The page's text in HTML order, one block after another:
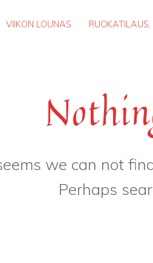
VIIKON LOUNAS
we can not
Perhaps